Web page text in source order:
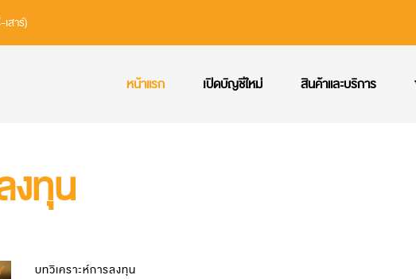
สาร์)
หน้าแรก เปิดบัญชีใหม่ สินค้าและบริการ
งทุน
บทวิเคราะห์การลงทุน